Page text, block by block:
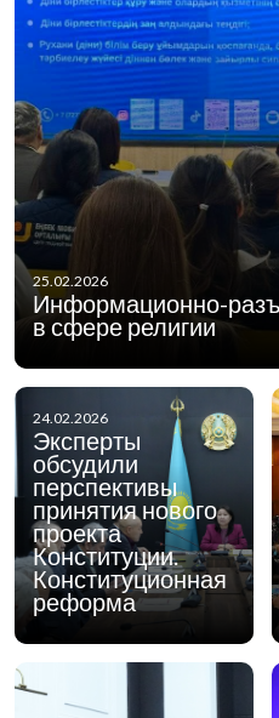
25.02.2026
Информационно-
в сфере религии
24.02.2026
Эксперты
обсудили
перспективы
принятия нового
проекта
Конституции.
Конституционная
реформа